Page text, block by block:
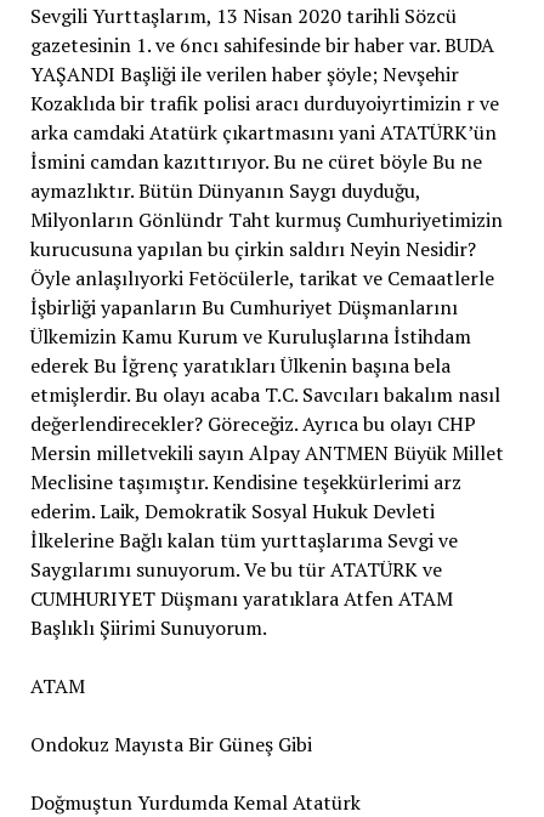
Sevgili Yurttaşlarım, 13 Nisan 2020 tarihli Sözcü
gazetesinin 1. ve 6ncı sahifesinde bir haber var. BUDA
YAŞANDI Başliği ile verilen haber şöyle; Nevşehir
Kozaklıda bir trafik polisi aracı durduyoiyrtimizin r ve
arka camdaki Atatürk çıkartmasını yani ATATÜRK’ün
İsmini camdan kazıttırıyor. Bu ne cüret böyle Bu ne
aymazlıktır. Bütün Dünyanın Saygı duyduğu,
Milyonların Gönlündr Taht kurmuş Cumhuriyetimizin
kurucusuna yapılan bu çirkin saldırı Neyin Nesidir?
Öyle anlaşılıyorki Fetöcülerle, tarikat ve Cemaatlerle
İşbirliği yapanların Bu Cumhuriyet Düşmanlarını
Ülkemizin Kamu Kurum ve Kuruluşlarına İstihdam
ederek Bu İğrenç yaratıkları Ülkenin başına bela
etmişlerdir. Bu olayı acaba T.C. Savcıları bakalım nasıl
değerlendirecekler? Göreceğiz. Ayrıca bu olayı CHP
Mersin milletvekili sayın Alpay ANTMEN Büyük Millet
Meclisine taşımıştır. Kendisine teşekkürlerimi arz
ederim. Laik, Demokratik Sosyal Hukuk Devleti
İlkelerine Bağlı kalan tüm yurttaşlarıma Sevgi ve
Saygılarımı sunuyorum. Ve bu tür ATATÜRK ve
CUMHURIYET Düşmanı yaratıklara Atfen ATAM
Başlıklı Şiirimi Sunuyorum.
ATAM
Ondokuz Mayısta Bir Güneş Gibi
Doğmuştun Yurdumda Kemal Atatürk